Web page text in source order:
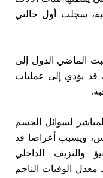
سجلت أول حالتي
الماضي الدول إلى
قد يؤدي إلى عمليات
لسوائل الجسم
ويسبب أعراضا قد
والنزيف ‌الداخلي
الوفيات الناجم